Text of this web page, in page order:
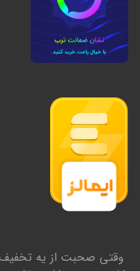
وقتی صحبت از یه تخفیف